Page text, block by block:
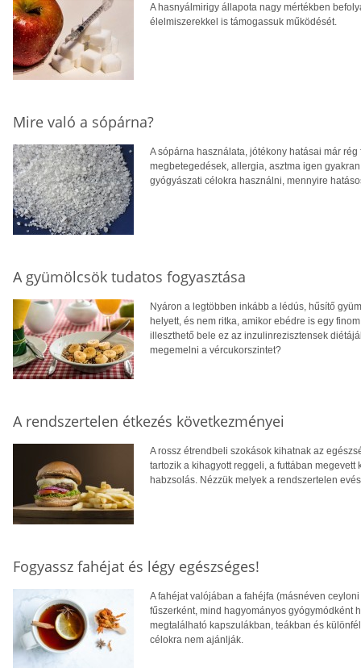
A hasnyálmirigy állapota nagy mértékben
élelmiszerekkel is támogassuk működését.
Mire való a sópárna?
A sópárna használata, jótékony hatásai már
megbetegedések, allergia, asztma igen
gyógyászati célokra használni, mennyire
A gyümölcsök tudatos fogyasztása
Nyáron a legtöbben inkább a lédús, hűsítő
helyett, és nem ritka, amikor ebédre is egy
illeszthető bele ez az inzulinrezisztensek
megemelni a vércukorszintet?
A rendszertelen étkezés következményei
A rossz étrendbeli szokások kihatnak az
tartozik a kihagyott reggeli, a futtában
habzsolás. Nézzük melyek a rendszertelen
Fogyassz fahéjat és légy egészséges!
A fahéjat valójában a fahéjfa (másnéven
fűszerként, mind hagyományos gyógymódként
megtalálható kapszulákban, teákban és
célokra nem ajánlják.